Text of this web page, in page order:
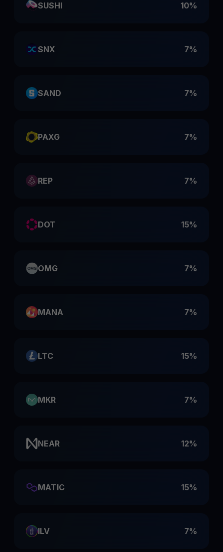
SUSHI 10%
SNX 7%
SAND 7%
PAXG 7%
REP 7%
DOT 15%
OMG 7%
MANA 7%
LTC 15%
MKR 7%
NEAR 12%
MATIC 15%
ILV 7%